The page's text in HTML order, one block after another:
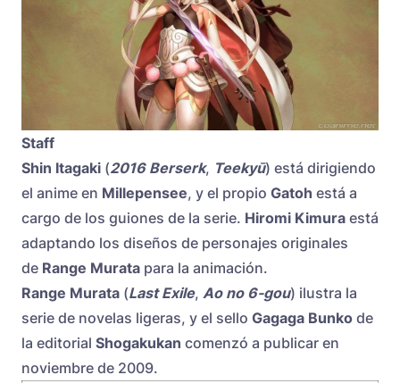
Staff
Shin Itagaki (2016 Berserk, Teekyū) está dirigiendo
el anime en Millepensee, y el propio Gatoh está a
cargo de los guiones de la serie. Hiromi Kimura está
adaptando los diseños de personajes originales
de Range Murata para la animación.
Range Murata (Last Exile, Ao no 6-gou) ilustra la
serie de novelas ligeras, y el sello Gagaga Bunko de
la editorial Shogakukan comenzó a publicar en
noviembre de 2009.